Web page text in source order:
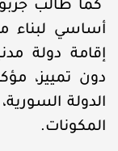
كما طالب
أساسي لبناء
إقامة دولة
دون تمييز،
الدولة
المكونات.